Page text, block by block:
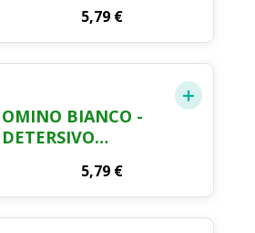
LIQUIDO, 35
LAVAGGI, RISPETTA
COLORI E TESSUTI,
CON ESSENZA DI
MUSCHIO BIANCO,
1400 ML
5,79 €
OMINO BIANCO -
DETERSIVO
LIQUIDO, 35
LAVAGGI, RISPETTA
COLORI E TESSUTI,
5,79 €